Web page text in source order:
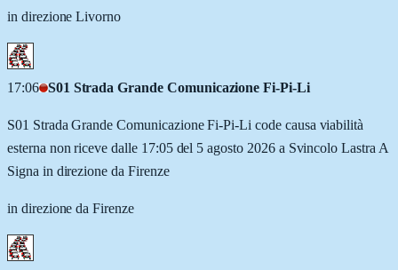
in direzione Livorno
17:06 S01 Strada Grande Comunicazione Fi-Pi-Li
S01 Strada Grande Comunicazione Fi-Pi-Li code causa viabilità
esterna non riceve dalle 17:05 del 5 agosto 2026 a Svincolo Lastra A
Signa in direzione da Firenze
in direzione da Firenze